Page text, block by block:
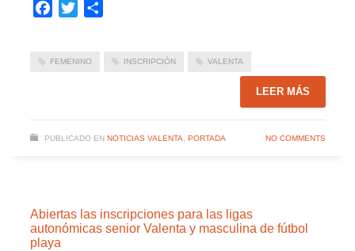
Facebook
Twitter
FEMENINO INSCRIPCIÓN VALENTA
LEER MÁS
PUBLICADO EN NOTICIAS VALENTA, PORTADA NO COMMENTS
Abiertas las inscripciones para las ligas
autonómicas senior Valenta y masculina de fútbol
playa